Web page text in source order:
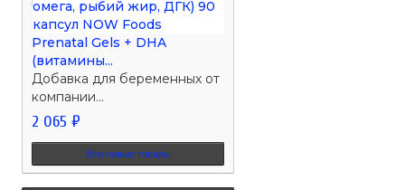
Prenatal Gels + DHA
(витамины...
Добавка для беременных от
компании...
2 065 ₽
Все новые товары